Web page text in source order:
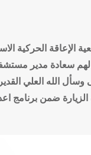
الإعاقة
سعادة مدير
وسأل الله العلي
الزيارة ضمن برنامج